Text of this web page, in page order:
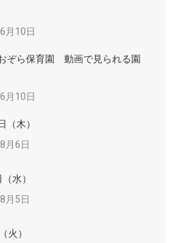
月10日
ぞら保育園 動画で見られる園
月10日
（木）
月6日
水）
月5日
火）